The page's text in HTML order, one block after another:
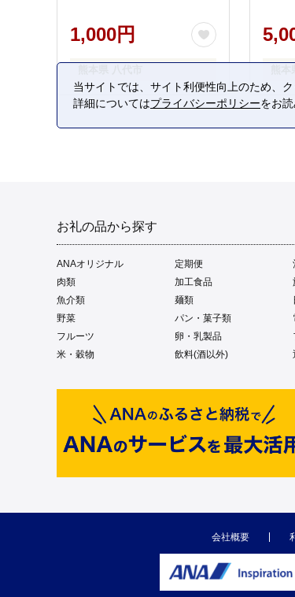
1,000円
お礼の品から探す
ANAオリジナル 定期便
肉類
加工食品
魚介類
麺類
野菜
パン・菓子類
フルーツ
卵・乳製品
米・穀物
飲料(酒以外)
会社概要
当サイトでは、サイト利便性向上のため、
詳細についてはプライバシーポリシーをお読